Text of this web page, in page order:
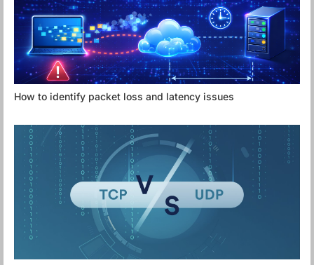
How to identify packet loss and latency issues